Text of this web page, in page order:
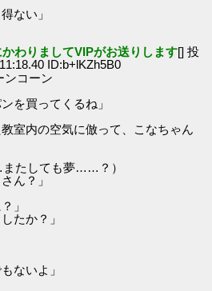
ない」
わりましてVIPがお送りします[] 投
ID:b+lKZh5B0
コーン
を買ってくるね」
室内の空気に倣って、こなちゃん
たしても夢……？）
ん？」
」
たか？」
ないよ」